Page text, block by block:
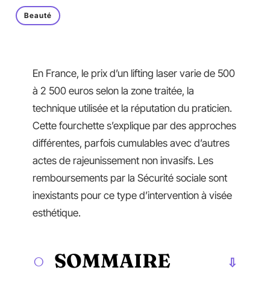
Beauté
En France, le prix d’un lifting laser varie de 500
à 2 500 euros selon la zone traitée, la
technique utilisée et la réputation du praticien.
Cette fourchette s’explique par des approches
différentes, parfois cumulables avec d’autres
actes de rajeunissement non invasifs. Les
remboursements par la Sécurité sociale sont
inexistants pour ce type d’intervention à visée
esthétique.
SOMMAIRE